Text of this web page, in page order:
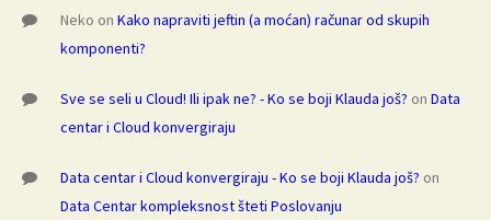
Neko on Kako napraviti jeftin (a moćan) računar od skupih
komponenti?
Sve se seli u Cloud! Ili ipak ne? - Ko se boji Klauda još? on Data
centar i Cloud konvergiraju
Data centar i Cloud konvergiraju - Ko se boji Klauda još? on
Data Centar kompleksnost šteti Poslovanju